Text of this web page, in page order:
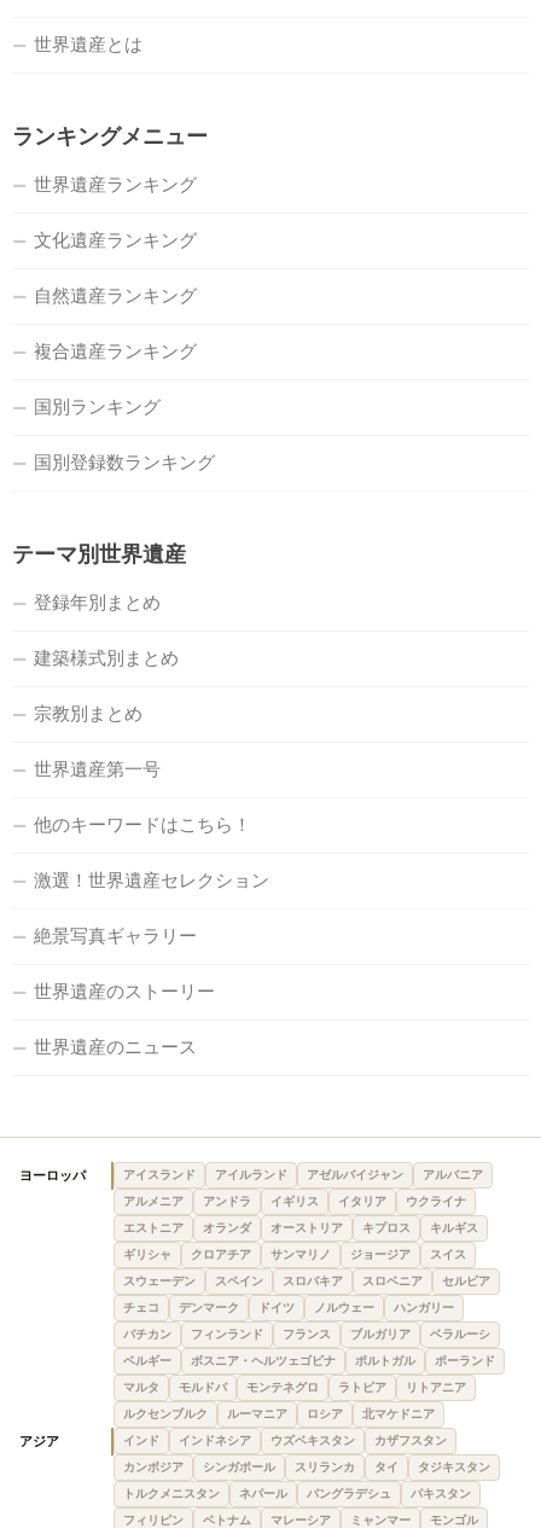
世界遺産とは
ランキングメニュー
世界遺産ランキング
文化遺産ランキング
自然遺産ランキング
複合遺産ランキング
国別ランキング
国別登録数ランキング
テーマ別世界遺産
登録年別まとめ
建築様式別まとめ
宗教別まとめ
世界遺産第一号
他のキーワードはこちら！
激選！世界遺産セレクション
絶景写真ギャラリー
世界遺産のストーリー
世界遺産のニュース
ヨーロッパ アイスランド アイルランド アゼルバイジャン
アルバニア
アルメニア
アンドラ イギリス イタリア
ウクライナ
エストニア
オランダ オーストリア キプロス
キルギス
ギリシャ
クロアチア サンマリノ ジョージア
スイス
スウェーデン
スペイン スロバキア スロベニア
セルビア
チェコ
デンマーク ドイツ ノルウェー
ハンガリー
バチカン
フィンランド フランス ブルガリア
ベラルーシ
ベルギー
ボスニア・ヘルツェゴビナ ポルトガル
ポーランド
マルタ
モルドバ モンテネグロ ラトビア
リトアニア
ルクセンブルク
ルーマニア ロシア 北マケドニア
アジア インド インドネシア ウズベキスタン
カザフスタン
カンボジア
シンガポール スリランカ タイ
タジキスタン
トルクメニスタン
ネパール バングラデシュ
パキスタン
フィリピン
ベトナム マレーシア ミャンマー
モンゴル